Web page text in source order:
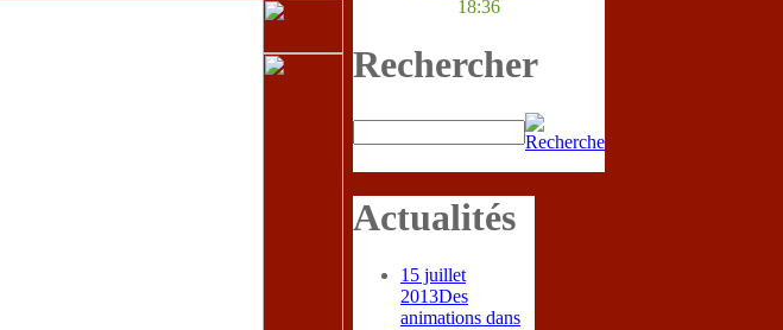
18:36
Rechercher
Actualités
15 juillet
2013Des
animations dans